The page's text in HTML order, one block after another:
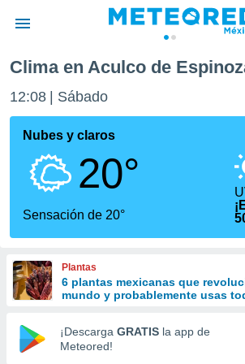
de
ha sido
calidad.
a este
las
y
forma
digital
basada
Clima en Aculco de
12:08 Sábado
Nubes y claros
20°
Sensación de 20°
Plantas
6 plantas mexicanas que
mundo y probablemente usas
¡Descarga GRATIS la app de
Meteored!